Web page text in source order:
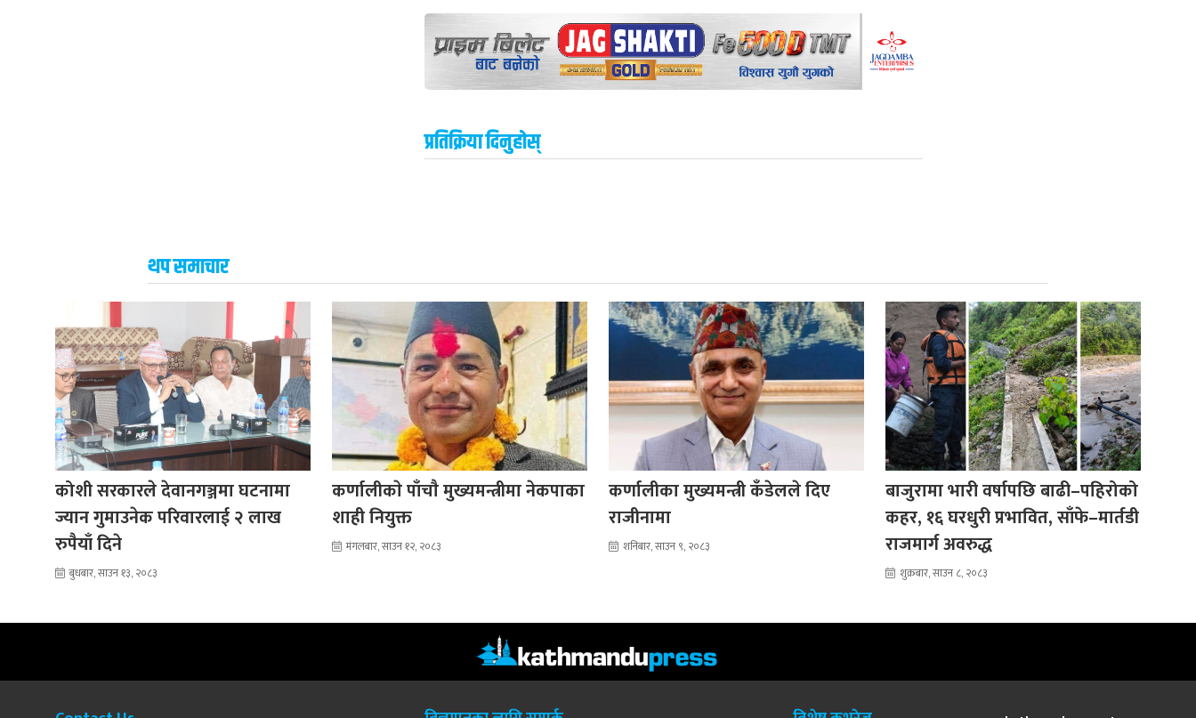
प्रतिक्रिया दिनुहोस्
थप समाचार
कोशी सरकारले देवानगञ्जमा घटनामा
ज्यान गुमाउनेक परिवारलाई २ लाख
रुपैयाँ दिने
बुधबार, साउन १३, २०८३
कर्णालीकाे पाँचाै मुख्यमन्त्रीमा नेकपाका
शाही नियुक्त
मंगलबार, साउन १२, २०८३
कर्णालीका मुख्यमन्त्री कँडेलले दिए
राजीनामा
शनिबार, साउन ९, २०८३
बाजुरामा भारी वर्षापछि बाढी–पहिरोको
कहर, १६ घरधुरी प्रभावित, साँफे–मार्तडी
राजमार्ग अवरुद्ध
शुक्रबार, साउन ८, २०८३